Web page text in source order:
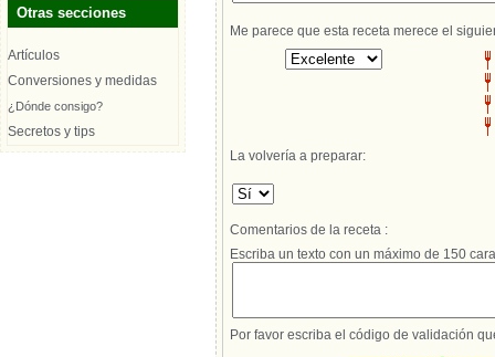
Otras secciones
Artículos
Conversiones y medidas
¿Dónde consigo?
Secretos y tips
Me parece que esta receta merece el
La volvería a preparar:
Comentarios de la receta :
Escriba un texto con un máximo de 150
Por favor escriba el código de validación